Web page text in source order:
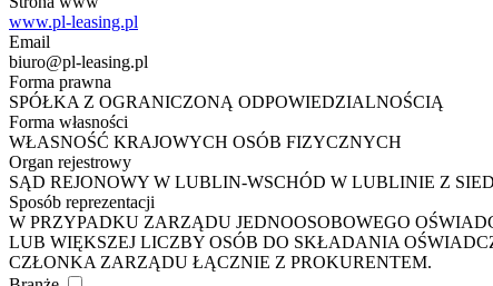
www.pl-leasing.pl
Email
biuro@pl-leasing.pl
Forma prawna
SPÓŁKA Z OGRANICZONĄ ODPOWIEDZIALNOŚCIĄ
Forma własności
WŁASNOŚĆ KRAJOWYCH OSÓB FIZYCZNYCH
Organ rejestrowy
SĄD REJONOWY W LUBLIN-WSCHÓD W LUBLINIE Z
Sposób reprezentacji
W PRZYPADKU ZARZĄDU JEDNOOSOBOWEGO
LUB WIĘKSZEJ LICZBY OSÓB DO SKŁADANIA
CZŁONKA ZARZĄDU ŁĄCZNIE Z PROKURENTEM.